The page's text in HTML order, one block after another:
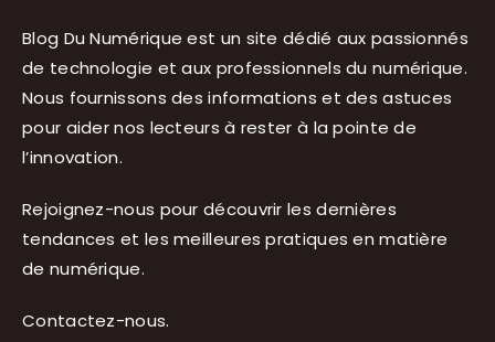
Blog Du Numérique est un site dédié aux passionnés
de technologie et aux professionnels du numérique.
Nous fournissons des informations et des astuces
pour aider nos lecteurs à rester à la pointe de
l’innovation.
Rejoignez-nous pour découvrir les dernières
tendances et les meilleures pratiques en matière
de numérique.
Contactez-nous.